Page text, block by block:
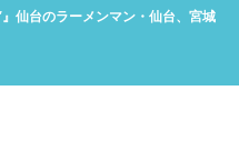
仙台のラーメンマン・仙台、宮城